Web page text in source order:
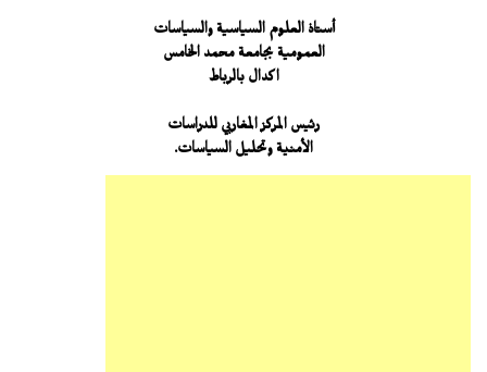
أستاذ العلوم السياسية والسياسات
العمومية بجامعة محمد الخامس
اكدال بالرباط
رئيس المركز المغاربي للدراسات
الأمنية وتحليل السياسات.